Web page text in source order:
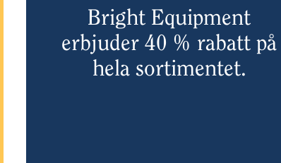
Bright Equipment
erbjuder 40 % rabatt på
hela sortimentet.